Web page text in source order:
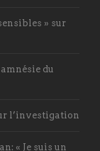
» sur
du
l’investigation
« Je suis un